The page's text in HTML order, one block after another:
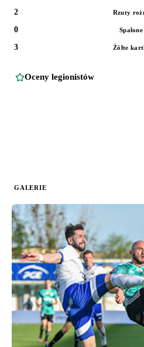
2
Rzuty
0
Spalone
3
Żółte
Oceny legionistów
GALERIE